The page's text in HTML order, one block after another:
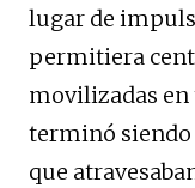
lugar de
permitiera
movilizadas
terminó siendo
que